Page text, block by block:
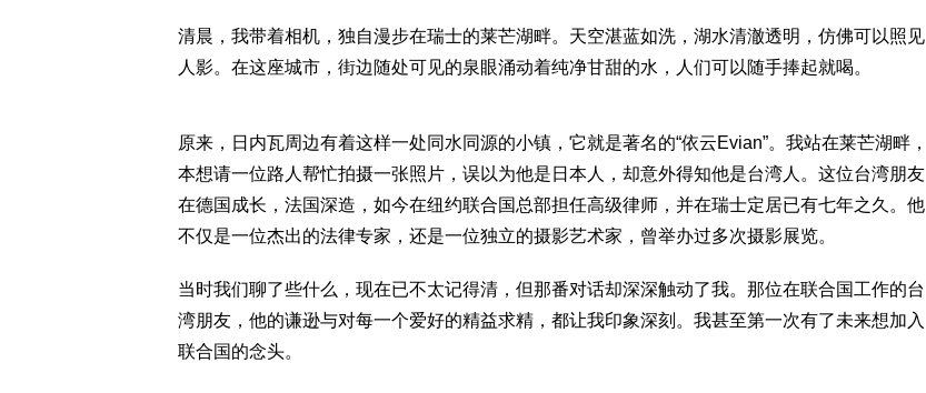
清晨，我带着相机，独自漫步在瑞士的莱芒湖畔。天空湛蓝如洗，湖水清澈透明，仿佛可以照见
人影。在这座城市，街边随处可见的泉眼涌动着纯净甘甜的水，人们可以随手捧起就喝。
原来，日内瓦周边有着这样一处同水同源的小镇，它就是著名的“依云Evian”。我站在莱芒湖畔，
本想请一位路人帮忙拍摄一张照片，误以为他是日本人，却意外得知他是台湾人。这位台湾朋友
在德国成长，法国深造，如今在纽约联合国总部担任高级律师，并在瑞士定居已有七年之久。他
不仅是一位杰出的法律专家，还是一位独立的摄影艺术家，曾举办过多次摄影展览。
当时我们聊了些什么，现在已不太记得清，但那番对话却深深触动了我。那位在联合国工作的台
湾朋友，他的谦逊与对每一个爱好的精益求精，都让我印象深刻。我甚至第一次有了未来想加入
联合国的念头。